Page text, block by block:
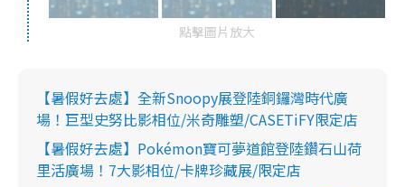
點擊圖片放大
【暑假好去處】全新Snoopy展登陸銅鑼灣時代廣
場！巨型史努比影相位/米奇雕塑/CASETiFY限定店
【暑假好去處】Pokémon寶可夢道館登陸鑽石山荷
里活廣場！7大影相位/卡牌珍藏展/限定店